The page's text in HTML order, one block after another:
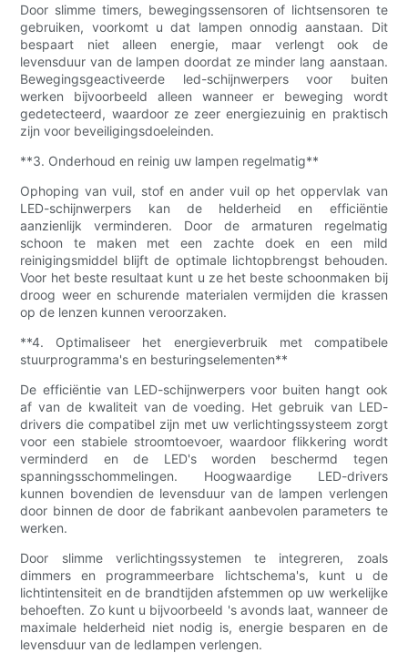
Door slimme timers, bewegingssensoren of lichtsensoren te
gebruiken, voorkomt u dat lampen onnodig aanstaan. Dit
bespaart niet alleen energie, maar verlengt ook de
levensduur van de lampen doordat ze minder lang aanstaan.
Bewegingsgeactiveerde led-schijnwerpers voor buiten
werken bijvoorbeeld alleen wanneer er beweging wordt
gedetecteerd, waardoor ze zeer energiezuinig en praktisch
zijn voor beveiligingsdoeleinden.
**3. Onderhoud en reinig uw lampen regelmatig**
Ophoping van vuil, stof en ander vuil op het oppervlak van
LED-schijnwerpers kan de helderheid en efficiëntie
aanzienlijk verminderen. Door de armaturen regelmatig
schoon te maken met een zachte doek en een mild
reinigingsmiddel blijft de optimale lichtopbrengst behouden.
Voor het beste resultaat kunt u ze het beste schoonmaken bij
droog weer en schurende materialen vermijden die krassen
op de lenzen kunnen veroorzaken.
**4. Optimaliseer het energieverbruik met compatibele
stuurprogramma's en besturingselementen**
De efficiëntie van LED-schijnwerpers voor buiten hangt ook
af van de kwaliteit van de voeding. Het gebruik van LED-
drivers die compatibel zijn met uw verlichtingssysteem zorgt
voor een stabiele stroomtoevoer, waardoor flikkering wordt
verminderd en de LED's worden beschermd tegen
spanningsschommelingen. Hoogwaardige LED-drivers
kunnen bovendien de levensduur van de lampen verlengen
door binnen de door de fabrikant aanbevolen parameters te
werken.
Door slimme verlichtingssystemen te integreren, zoals
dimmers en programmeerbare lichtschema's, kunt u de
lichtintensiteit en de brandtijden afstemmen op uw werkelijke
behoeften. Zo kunt u bijvoorbeeld 's avonds laat, wanneer de
maximale helderheid niet nodig is, energie besparen en de
levensduur van de ledlampen verlengen.